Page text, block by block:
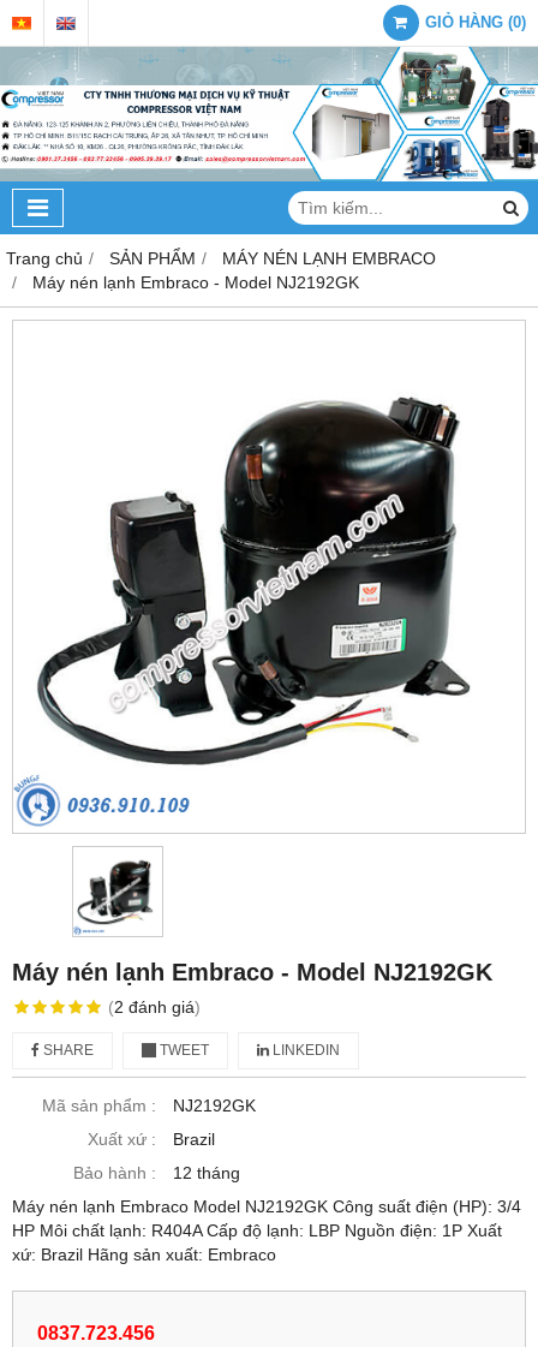
GIỎ HÀNG (0)
Trang chủ SẢN PHẨM
MÁY NÉN LẠNH EMBRACO
Máy nén lạnh Embraco - Model NJ2192GK
Máy nén lạnh Embraco - Model NJ2192GK
(2 đánh giá)
SHARE TWEET LINKEDIN
Mã sản phẩm :
NJ2192GK
Xuất xứ :
Brazil
Bảo hành :
12 tháng
Máy nén lạnh Embraco Model NJ2192GK Công suất điện (HP): 3/4
HP Môi chất lạnh: R404A Cấp độ lạnh: LBP Nguồn điện: 1P Xuất
xứ: Brazil Hãng sản xuất: Embraco
0837.723.456